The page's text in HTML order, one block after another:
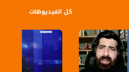
كل الفيديوهات